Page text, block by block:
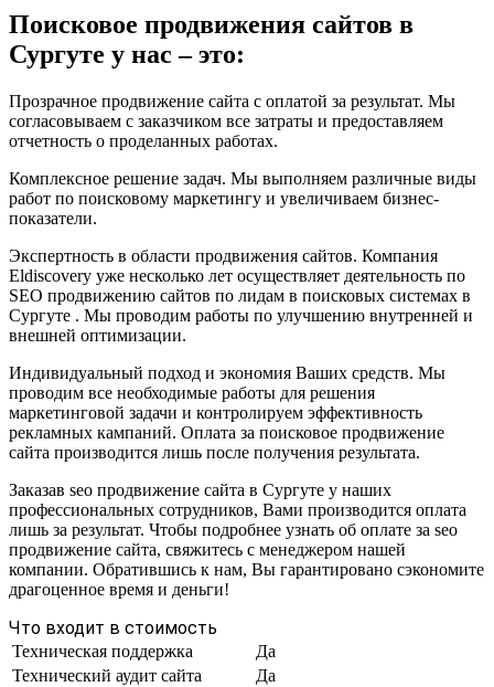
Поисковое продвижения сайтов в
Сургуте у нас – это:
Прозрачное продвижение сайта с оплатой за результат. Мы
согласовываем с заказчиком все затраты и предоставляем
отчетность о проделанных работах.
Комплексное решение задач. Мы выполняем различные виды
работ по поисковому маркетингу и увеличиваем бизнес-
показатели.
Экспертность в области продвижения сайтов. Компания
Eldiscovery уже несколько лет осуществляет деятельность по
SEO продвижению сайтов по лидам в поисковых системах в
Сургуте . Мы проводим работы по улучшению внутренней и
внешней оптимизации.
Индивидуальный подход и экономия Ваших средств. Мы
проводим все необходимые работы для решения
маркетинговой задачи и контролируем эффективность
рекламных кампаний. Оплата за поисковое продвижение
сайта производится лишь после получения результата.
Заказав seo продвижение сайта в Сургуте у наших
профессиональных сотрудников, Вами производится оплата
лишь за результат. Чтобы подробнее узнать об оплате за seo
продвижение сайта, свяжитесь с менеджером нашей
компании. Обратившись к нам, Вы гарантировано сэкономите
драгоценное время и деньги!
Что входит в стоимость
Техническая поддержка
Да
Технический аудит сайта
Да